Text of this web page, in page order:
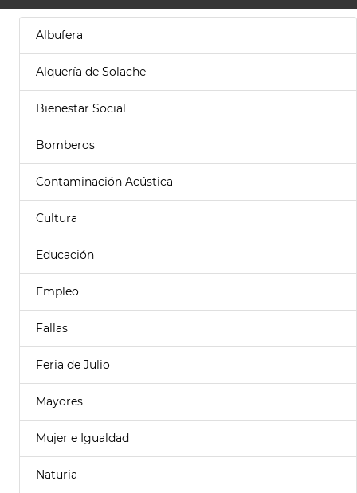
Albufera
Alquería de Solache
Bienestar Social
Bomberos
Contaminación Acústica
Cultura
Educación
Empleo
Fallas
Feria de Julio
Mayores
Mujer e Igualdad
Naturia